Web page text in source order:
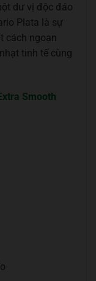
dư vị độc đáo
Plata là sự
cách ngoạn
tinh tế cùng
Smooth